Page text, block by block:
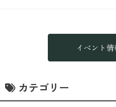
イベント
カテゴリー